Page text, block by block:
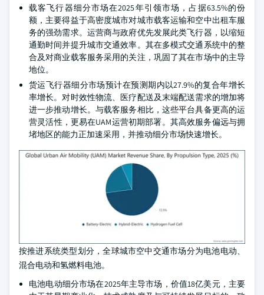
载客飞行器细分市场在2025年引领市场，占据63.5%的份
额，主要得益于高密度城市对城市载客运输和空中出租车服
务的强劲需求。运营商与政府优先发展此类飞行器，以缩短
通勤时间并提升城市交通效率。其在多模式交通系统中的整
合及对商业载客服务采用的关注，巩固了其在市场中的主导
地位。
货运飞行器细分市场预计在预测期内以27.9%的复合年增长
率增长。对时效性物流、医疗配送及末端配送需求的增加将
进一步推动增长。与载客服务相比，这些平台具备更高的运
营灵活性，更易在UAM运营初期部署。其高效服务偏远与拥
堵地区的能力正加速采用，并推动细分市场快速增长。
按推进系统类型划分，全球城市空中交通市场分为电池电动、
混合电动和氢燃料电池。
电池电动细分市场在2025年主导市场，价值18亿美元，主要